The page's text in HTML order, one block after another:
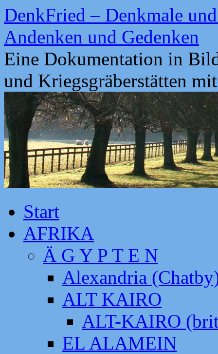
Zum
Inhalt
springen
DenkFried – Denkmale
Andenken und Gedenken
Eine Dokumentation in
und Kriegsgräberstätten
Start
AFRIKA
Ä G Y P T E N
Alexandria
ALT KAIRO
ALT-KAIRO
EL ALAMEIN